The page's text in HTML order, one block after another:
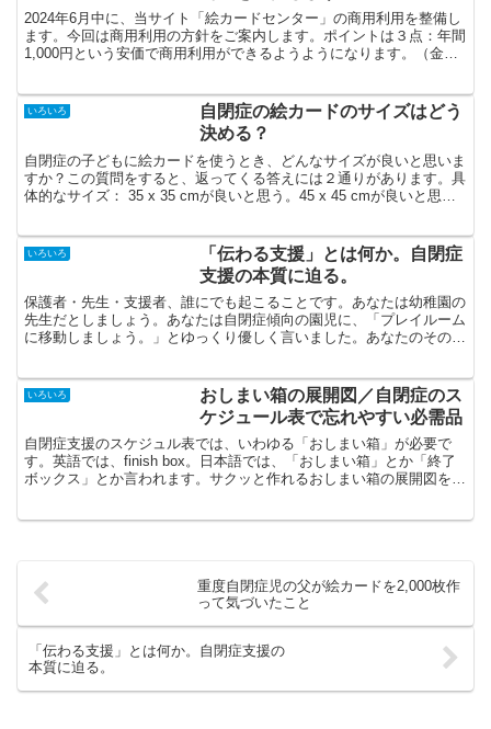
2024年6月中に、当サイト「絵カードセンター」の商用利用を整備し
ます。今回は商用利用の方針をご案内します。ポイントは３点：年間
1,000円という安価で商用利用ができるようようになります。（金額
いろいろ
自閉症の絵カードのサイズはどう
決める？
自閉症の子どもに絵カードを使うとき、どんなサイズが良いと思いま
すか？この質問をすると、返ってくる答えには２通りがあります。具
体的なサイズ： 35 x 35 cmが良いと思う。45 x 45 cmが良いと思
いろいろ
「伝わる支援」とは何か。自閉症
支援の本質に迫る。
保護者・先生・支援者、誰にでも起こることです。あなたは幼稚園の
先生だとしましょう。あなたは自閉症傾向の園児に、「プレイルーム
に移動しましょう。」とゆっくり優しく言いました。あなたのその支
いろいろ
おしまい箱の展開図／自閉症のス
ケジュール表で忘れやすい必需品
自閉症支援のスケジュル表では、いわゆる「おしまい箱」が必要で
す。英語では、finish box。日本語では、「おしまい箱」とか「終了
ボックス」とか言われます。サクッと作れるおしまい箱の展開図を公
重度自閉症児の父が絵カードを2,000枚作
って気づいたこと
「伝わる支援」とは何か。自閉症支援の
本質に迫る。